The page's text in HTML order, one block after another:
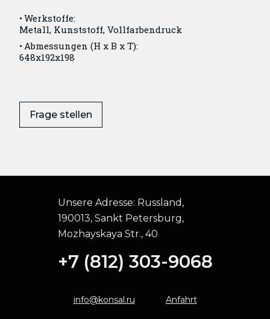
Werkstoffe:
Metall, Kunststoff, Vollfarbendruck
Abmessungen (H x B x T):
648x192x198
Frage stellen
Unsere Adresse: Russland,
190013, Sankt Petersburg,
Mozhayskaya Str., 40
+7 (812) 303-9068
info@konsal.ru Anfahrt